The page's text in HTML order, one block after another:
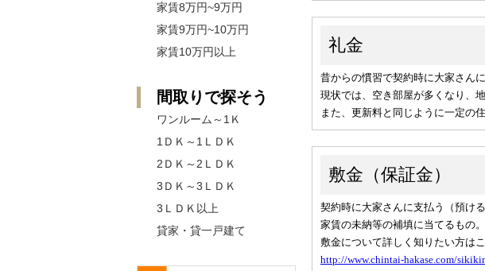
家賃8万円~9万円
家賃9万円~10万円
家賃10万円以上
間取りで探そう
ワンルーム～1Ｋ
1ＤＫ～1ＬＤＫ
2ＤＫ～2ＬＤＫ
3ＤＫ～3ＬＤＫ
3ＬＤＫ以上
貸家・貸一戸建て